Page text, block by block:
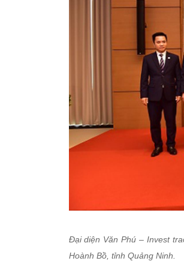
Đại diện Văn Phú – Invest
Hoành Bồ, tỉnh Quảng Ninh.